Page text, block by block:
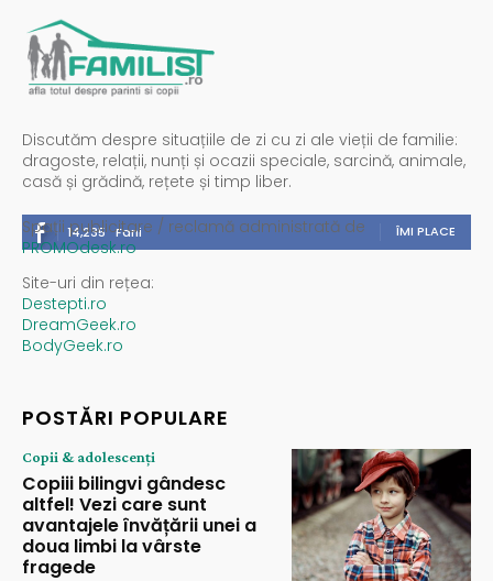
Discutăm despre situațiile de zi cu zi ale vieții de familie:
dragoste, relații, nunți și ocazii speciale, sarcină, animale,
casă și grădină, rețete și timp liber.
14,235 Fani ÎMI PLACE
Spații publicitare / reclamă administrată de
PROMOdesk.ro
Site-uri din rețea:
Destepti.ro
DreamGeek.ro
BodyGeek.ro
POSTĂRI POPULARE
Copii & adolescenți
Copiii bilingvi gândesc
altfel! Vezi care sunt
avantajele învățării unei a
doua limbi la vârste
fragede